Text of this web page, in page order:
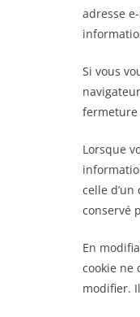
adresse
Si vous
fermeture
Lorsque
celle d’un
conservé
En
cookie ne
modifier.